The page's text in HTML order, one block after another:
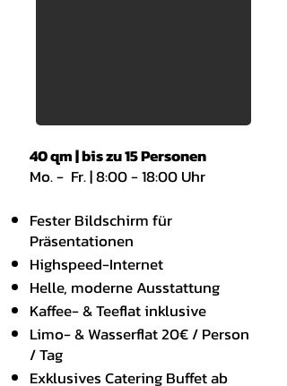
40 qm | bis zu 15 Personen
Mo. - Fr. | 8:00 - 18:00 Uhr
Fester Bildschirm für
Präsentationen
Highspeed-Internet
Helle, moderne Ausstattung
Kaffee- & Teeflat inklusive
Limo- & Wasserflat 20€ / Person
/ Tag
Exklusives Catering Buffet ab